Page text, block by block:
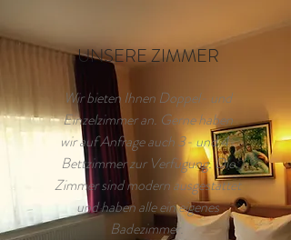
UNSERE ZIMMER
Wir bieten Ihnen Doppel- und
Einzelzimmer an. Gerne haben
wir auf Anfrage auch 3- und 4-
Bettzimmer zur Verfügung. Die
Zimmer sind modern ausgestattet
und haben alle ein eigenes
Badezimmer.